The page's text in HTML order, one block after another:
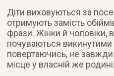
Діти виховуються за
отримують замість
фрази. Жінки й
почуваються викинутими
повертаючись, не
місце у власній же родині.